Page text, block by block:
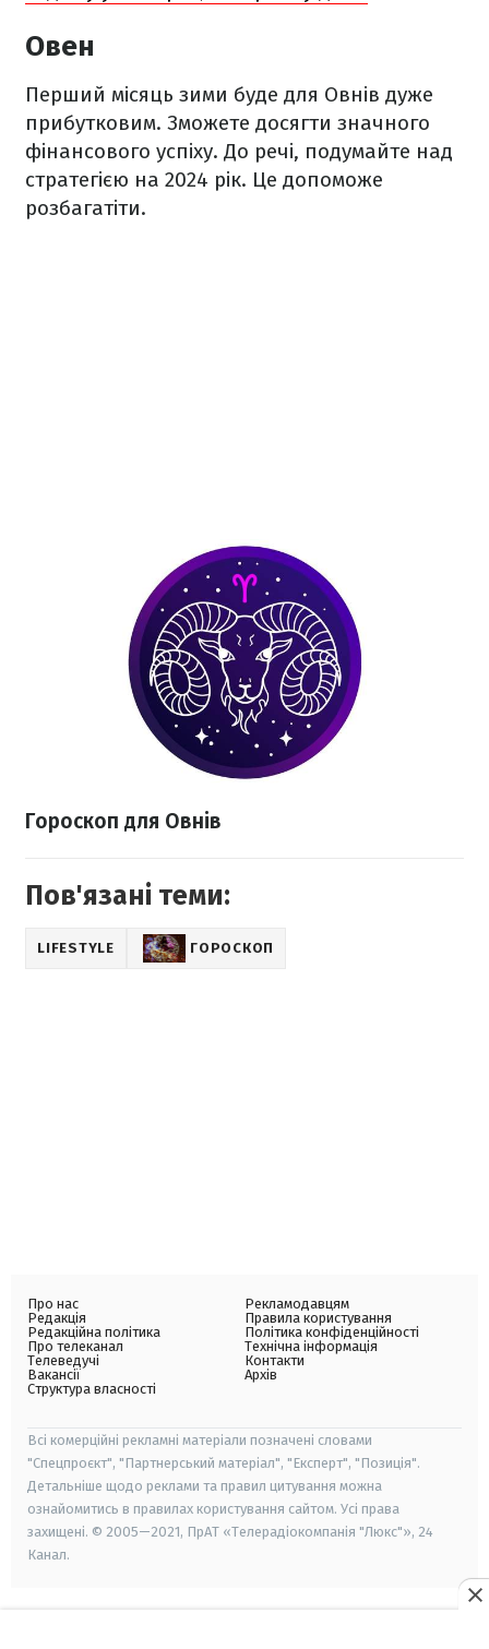
Овен
Перший місяць зими буде для Овнів дуже
прибутковим. Зможете досягти значного
фінансового успіху. До речі, подумайте над
стратегією на 2024 рік. Це допоможе
розбагатіти.
Гороскоп для Овнів
Пов'язані теми:
LIFESTYLE ГОРОСКОП
Про нас
Редакція
Редакційна політика
Про телеканал
Телеведучі
Вакансії
Структура власності
Рекламодавцям
Правила користування
Політика конфіденційності
Технічна інформація
Контакти
Архів
Всі комерційні рекламні матеріали позначені словами
"Спецпроєкт", "Партнерський матеріал", "Експерт", "Позиція".
Детальніше щодо реклами та правил цитування можна
ознайомитись в правилах користування сайтом. Усі права
захищені. © 2005—2021, ПрАТ «Телерадіокомпанія "Люкс"», 24
Канал.